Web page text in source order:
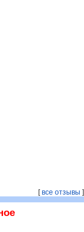
[все отзывы ]